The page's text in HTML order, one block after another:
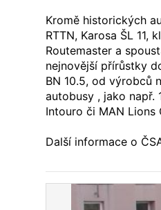
Kromě historických
RTTN, Karosa ŠL
Routemaster a
nejnovější přírůstky
BN 10.5, od výrobců
autobusy , jako např.
Intouro či MAN Lions
Další informace o